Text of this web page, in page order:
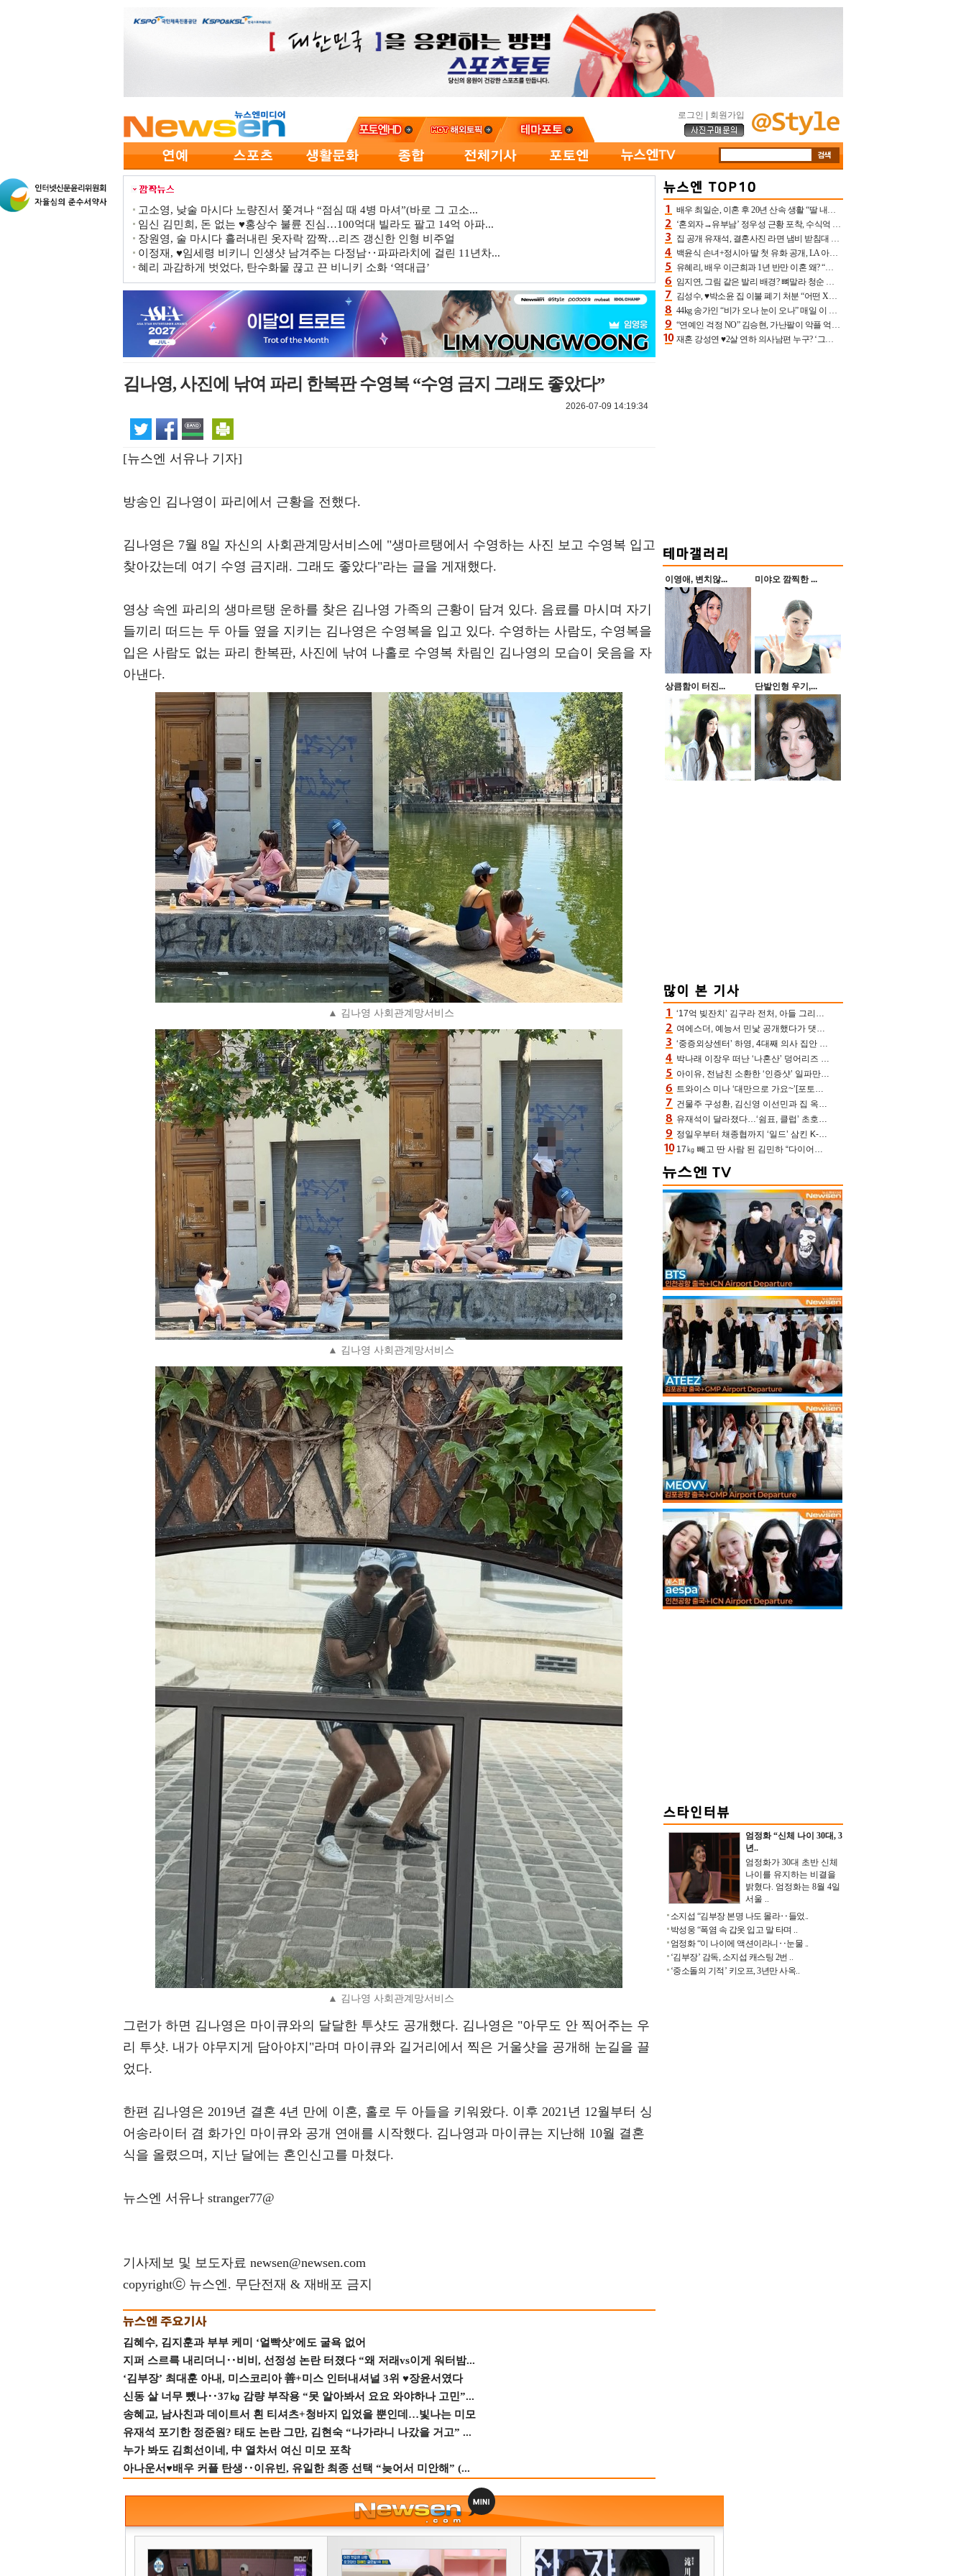
로그인 회원가입
고소영, 낮술 마시다 노량진서 쫓겨나 “점심 때 4병 마셔”(바로 그 고소...
임신 김민희, 돈 없는 ♥홍상수 불륜 진심…100억대 빌라도 팔고 14억 아파...
장원영, 술 마시다 흘러내린 옷자락 깜짝…리즈 갱신한 인형 비주얼
이정재, ♥임세령 비키니 인생샷 남겨주는 다정남‥파파라치에 걸린 11년차...
혜리 과감하게 벗었다, 탄수화물 끊고 끈 비니키 소화 ‘역대급’
김나영, 사진에 낚여 파리 한복판 수영복 “수영 금지 그래도 좋았다”
2026-07-09 14:19:34
[뉴스엔 서유나 기자]
방송인 김나영이 파리에서 근황을 전했다.
김나영은 7월 8일 자신의 사회관계망서비스에 "생마르탱에서 수영하는 사진 보고 수영복 입고
찾아갔는데 여기 수영 금지래. 그래도 좋았다"라는 글을 게재했다.
영상 속엔 파리의 생마르탱 운하를 찾은 김나영 가족의 근황이 담겨 있다. 음료를 마시며 자기
들끼리 떠드는 두 아들 옆을 지키는 김나영은 수영복을 입고 있다. 수영하는 사람도, 수영복을
입은 사람도 없는 파리 한복판, 사진에 낚여 나홀로 수영복 차림인 김나영의 모습이 웃음을 자
아낸다.
▲ 김나영 사회관계망서비스
▲ 김나영 사회관계망서비스
▲ 김나영 사회관계망서비스
그런가 하면 김나영은 마이큐와의 달달한 투샷도 공개했다. 김나영은 "아무도 안 찍어주는 우
리 투샷. 내가 야무지게 담아야지"라며 마이큐와 길거리에서 찍은 거울샷을 공개해 눈길을 끌
었다.
한편 김나영은 2019년 결혼 4년 만에 이혼, 홀로 두 아들을 키워왔다. 이후 2021년 12월부터 싱
어송라이터 겸 화가인 마이큐와 공개 연애를 시작했다. 김나영과 마이큐는 지난해 10월 결혼
식을 올렸으며, 지난 달에는 혼인신고를 마쳤다.
뉴스엔 서유나 stranger77@
기사제보 및 보도자료 newsen@newsen.com
copyrightⓒ 뉴스엔. 무단전재 & 재배포 금지
김혜수, 김지훈과 부부 케미 ‘얼빡샷’에도 굴욕 없어
지퍼 스르륵 내리더니‥비비, 선정성 논란 터졌다 “왜 저래vs이게 워터밤...
‘김부장’ 최대훈 아내, 미스코리아 善+미스 인터내셔널 3위 ♥장윤서였다
신동 살 너무 뺐나‥37㎏ 감량 부작용 “못 알아봐서 요요 와야하나 고민”...
송혜교, 남사친과 데이트서 흰 티셔츠+청바지 입었을 뿐인데…빛나는 미모
유재석 포기한 정준원? 태도 논란 그만, 김현숙 “나가라니 나갔을 거고” ...
누가 봐도 김희선이네, 中 열차서 여신 미모 포착
아나운서♥배우 커플 탄생‥이유빈, 유일한 최종 선택 “늦어서 미안해” (...
배우 최일순, 이혼 후 20년 산속 생활 “딸 내가 버렸다고 원망‥맘 아파”(특종)[어제TV]
‘혼외자→유부남’ 정우성 근황 포착, 수식억 해킹 피해 후배 만났다 “존경하는”
집 공개 유재석, 결혼사진 라면 냄비 받침대 되고 분노‥가족사진도 피해(놀뭐)[어제TV]
백윤식 손녀+정시아 딸 첫 유화 공개, LA 아트쇼→서울국제조각페스타 작가다운 수준급 실력
유혜리, 배우 이근희과 1년 반만 이혼 왜? “식칼 꽂고 의자 던져” 충격 폭로(특종)[어제TV]
임지연, 그림 같은 발리 배경? 뼈말라 청순 비키니 핏에 상대 안 되네
김성수, ♥박소윤 집 이불 폐기 처분 “어떤 X이랑 썼을지 몰라” 질투(신랑수업2)[어제TV]
44kg 송가인 “비가 오나 눈이 오나” 매일 이 운동, 허벅지 근육량 상승+체지방 감소
“연예인 걱정 NO” 김승현, 가난팔이 악플 억울할만‥아내+딸과 日 여행
재혼 강성연 ♥2살 연하 의사남편 누구? ‘그알’ 자문의에 훈남 비주얼 초엘리트 스펙 [종합]
이영애, 변치않... 미야오 깜찍한 ...
상큼함이 터진... 단발인형 우기,...
‘17억 빚잔치’ 김구라 전처, 아들 그리는 “나 뿐인데” 친엄마 챙기는 효심 눈길
여에스더, 예능서 민낯 공개했다가 댓글에 충격 “눈 왜 저렇게 처졌냐고”(에스더TV)
‘중증외상센터’ 하영, 4대째 의사 집안 인증 “증조부, 고종 황제 진료”(옥문아)[어제TV]
박나래 이장우 떠난 ‘나혼산’ 덩어리즈 왔다, 1인 1케이크에 팜유 전현무 충격[어제TV]
아이유, 전남친 소환한 ‘인증샷’ 일파만파 속…남사친 변우석 선물도 남겼나 ‘훈훈’
트와이스 미나 ‘대만으로 가요~’[포토엔HD]
건물주 구성환, 김신영 이선민과 집 옥상서 41만원 한우 파티 “화력이 성화봉송”(나혼산)
유재석이 달라졌다…‘쉼표, 클럽’ 초호화 코스에 주우재도 감탄 (놀면 뭐하니?)
정일우부터 채종협까지 ‘일드’ 삼킨 K-배우들의 매서운 돌풍
17㎏ 빼고 딴 사람 된 김민하 “다이어트 화제돼 깜짝, 이럴 일인가”(전현무계획4)[어제TV]
엄정화 “신체 나이 30대, 3
년..
엄정화가 30대 초반 신체
나이를 유지하는 비결을
밝혔다. 엄정화는 8월 4일
서울 ..
소지섭 “김부장 본명 나도 몰라‥들었..
박성웅 “폭염 속 갑옷 입고 말 타며 ..
엄정화 “이 나이에 액션이라니‥눈물 ..
‘김부장’ 감독, 소지섭 캐스팅 2번 ..
‘중소돌의 기적’ 키오프, 3년만 사옥..